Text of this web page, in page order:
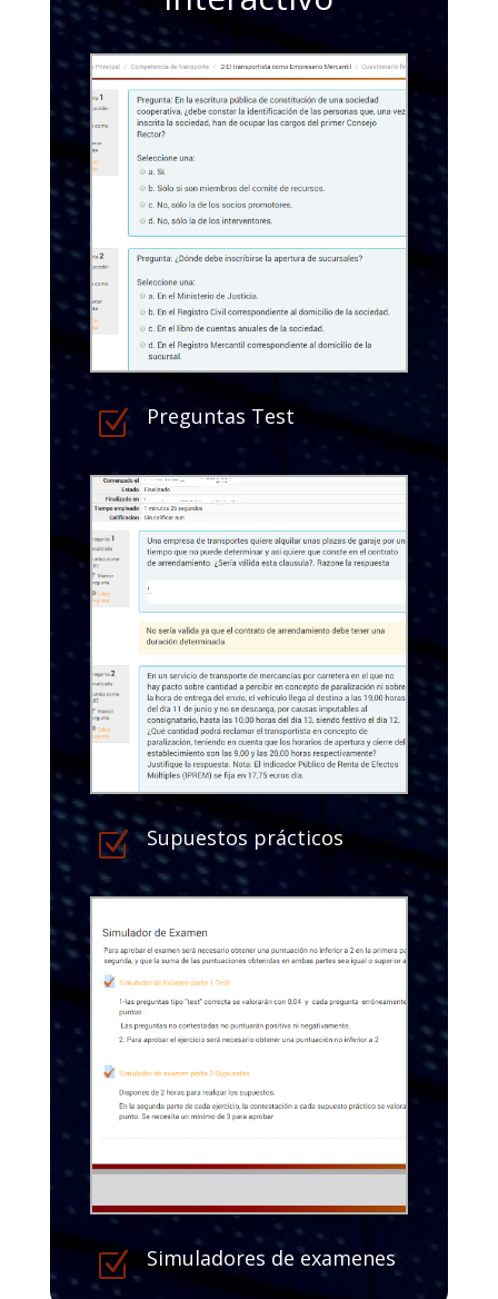
Z Preguntas Test
Z Supuestos prácticos
Z Simuladores de examenes